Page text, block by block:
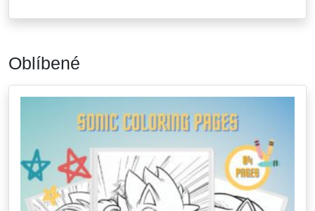
Oblíbené